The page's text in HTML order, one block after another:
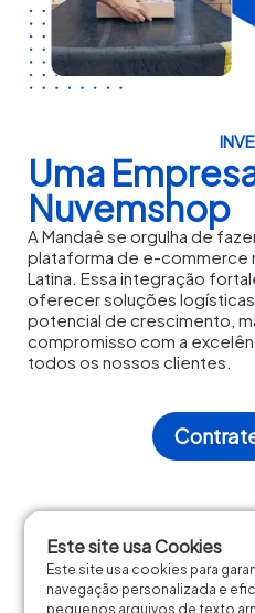
Uma
Nuvemshop
A Mandaê se orgulha de
plataforma de e-commerce
Latina. Essa integração
oferecer soluções
potencial de crescimento,
compromisso com a
todos os nossos clientes.
MODELO
Nosso
negócios
Este site usa Cookies
Este site usa cookies para
navegação personalizada e
pequenos arquivos de texto